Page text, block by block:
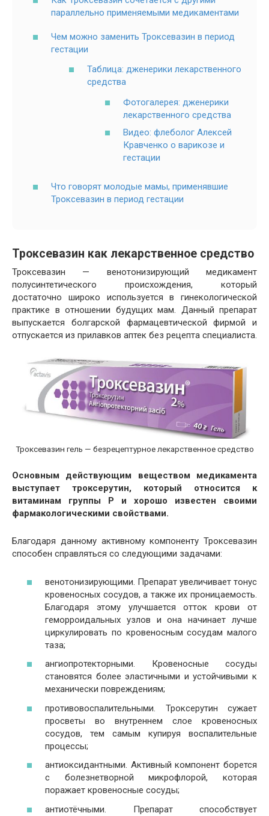
параллельно применяемыми медикаментами
Чем можно заменить Троксевазин в период
гестации
Таблица: дженерики лекарственного
средства
Фотогалерея: дженерики
лекарственного средства
Видео: флеболог Алексей
Кравченко о варикозе и
гестации
Что говорят молодые мамы, применявшие
Троксевазин в период гестации
Троксевазин как лекарственное средство
Троксевазин — венотонизирующий медикамент
полусинтетического происхождения, который
достаточно широко используется в гинекологической
практике в отношении будущих мам. Данный препарат
выпускается болгарской фармацевтической фирмой и
отпускается из прилавков аптек без рецепта специалиста.
Троксевазин гель — безрецептурное лекарственное средство
Основным действующим веществом медикамента
выступает троксерутин, который относится к
витаминам группы Р и хорошо известен своими
фармакологическими свойствами.
Благодаря данному активному компоненту Троксевазин
способен справляться со следующими задачами:
венотонизирующими. Препарат увеличивает тонус
кровеносных сосудов, а также их проницаемость.
Благодаря этому улучшается отток крови от
геморроидальных узлов и она начинает лучше
циркулировать по кровеносным сосудам малого
таза;
ангиопротекторными. Кровеносные сосуды
становятся более эластичными и устойчивыми к
механически повреждениям;
противовоспалительными. Троксерутин сужает
просветы во внутреннем слое кровеносных
сосудов, тем самым купируя воспалительные
процессы;
антиоксидантными. Активный компонент борется
с болезнетворной микрофлорой, которая
поражает кровеносные сосуды;
антиотёчными. Препарат способствует